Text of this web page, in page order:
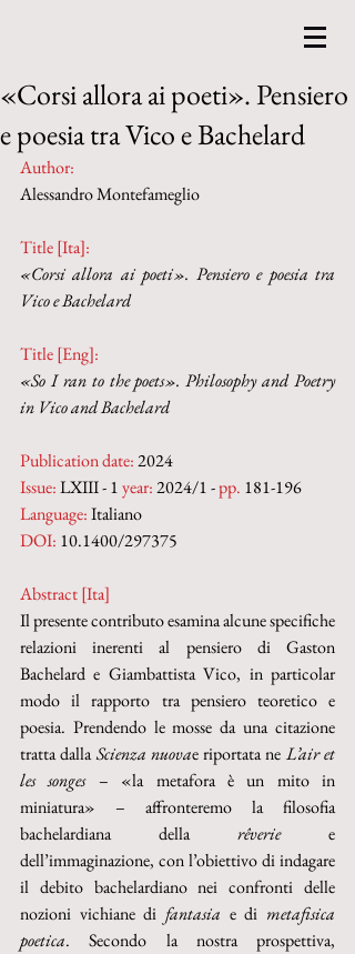
«Corsi allora ai poeti». Pensiero
e poesia tra Vico e Bachelard
Author:
Alessandro Montefameglio
Title [Ita]:
«Corsi allora ai poeti». Pensiero e poesia tra
Vico e Bachelard
Title [Eng]:
«So I ran to the poets». Philosophy and Poetry
in Vico and Bachelard
Publication date: 2024
Issue: LXIII - 1 year: 2024/1 - pp. 181-196
Language: Italiano
DOI: 10.1400/297375
Abstract [Ita]
Il presente contributo esamina alcune specifiche
relazioni inerenti al pensiero di Gaston
Bachelard e Giambattista Vico, in particolar
modo il rapporto tra pensiero teoretico e
poesia. Prendendo le mosse da una citazione
tratta dalla Scienza nuovae riportata ne L’air et
les songes – «la metafora è un mito in
miniatura» – affronteremo la filosofia
bachelardiana della rêverie e
dell’immaginazione, con l’obiettivo di indagare
il debito bachelardiano nei confronti delle
nozioni vichiane di fantasia e di metafisica
poetica. Secondo la nostra prospettiva,